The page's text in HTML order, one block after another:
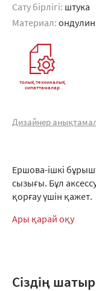
Сату бірлігі: штука
Материал: ондулин
толық техникалық
сипаттамалар
Дизайнер
Ершова-ішкі
сызығы. Бұл
қорғау үшін қажет.
Ары қарай оқу
Сіздің